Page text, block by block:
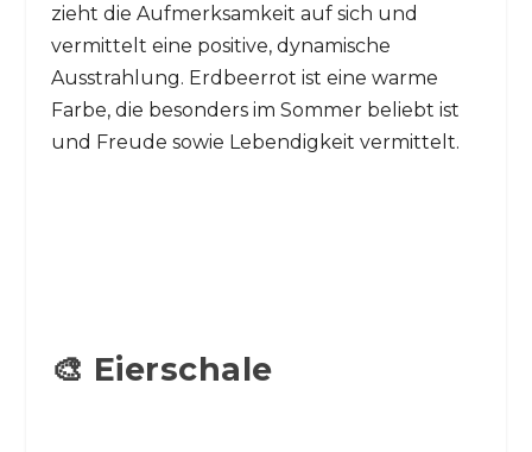
zieht die Aufmerksamkeit auf sich und
vermittelt eine positive, dynamische
Ausstrahlung. Erdbeerrot ist eine warme
Farbe, die besonders im Sommer beliebt ist
und Freude sowie Lebendigkeit vermittelt.
🎨 Eierschale